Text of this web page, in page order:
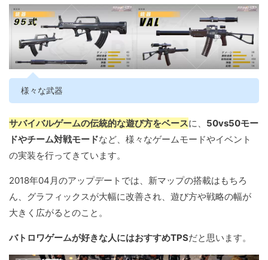
様々な武器
サバイバルゲームの伝統的な遊び方をベースに、 50vs50モー
ドやチーム対戦モードなど、様々なゲームモードやイベント
の実装を行ってきています。
2018年04月のアップデートでは、新マップの搭載はもちろ
ん、グラフィックスが大幅に改善され、遊び方や戦略の幅が
大きく広がるとのこと。
バトロワゲームが好きな人にはおすすめTPSだと思います。